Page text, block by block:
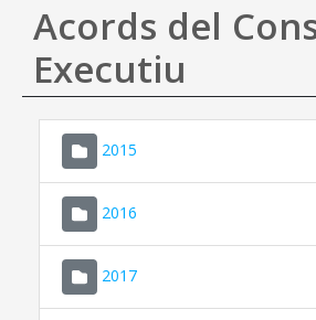
Acords del
Executiu
2015
2016
2017